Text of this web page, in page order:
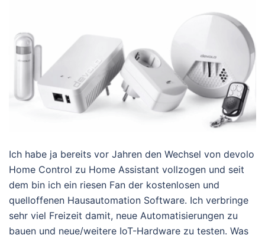
Ich habe ja bereits vor Jahren den Wechsel von devolo
Home Control zu Home Assistant vollzogen und seit
dem bin ich ein riesen Fan der kostenlosen und
quelloffenen Hausautomation Software. Ich verbringe
sehr viel Freizeit damit, neue Automatisierungen zu
bauen und neue/weitere IoT-Hardware zu testen. Was